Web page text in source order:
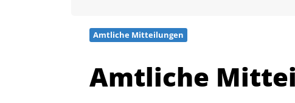
Amtliche Mitteilungen
Amtliche